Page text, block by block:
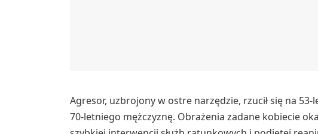
Agresor, uzbrojony w ostre narzędzie, rzucił się na
70-letniego mężczyznę. Obrażenia zadane kobiecie